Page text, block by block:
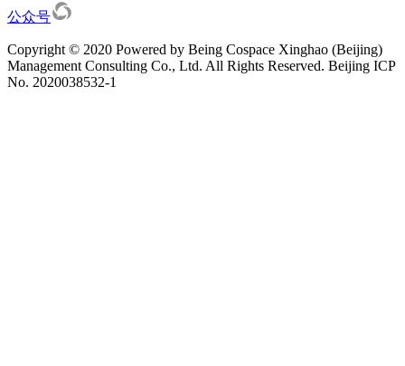
公众号
Copyright © 2020 Powered by Being Cospace Xinghao (Beijing)
Management Consulting Co., Ltd. All Rights Reserved. Beijing ICP
No. 2020038532-1